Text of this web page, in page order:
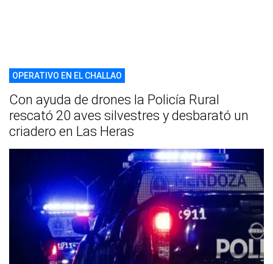
OPERATIVO EN EL CHALLAO
Con ayuda de drones la Policía Rural
rescató 20 aves silvestres y desbarató un
criadero en Las Heras